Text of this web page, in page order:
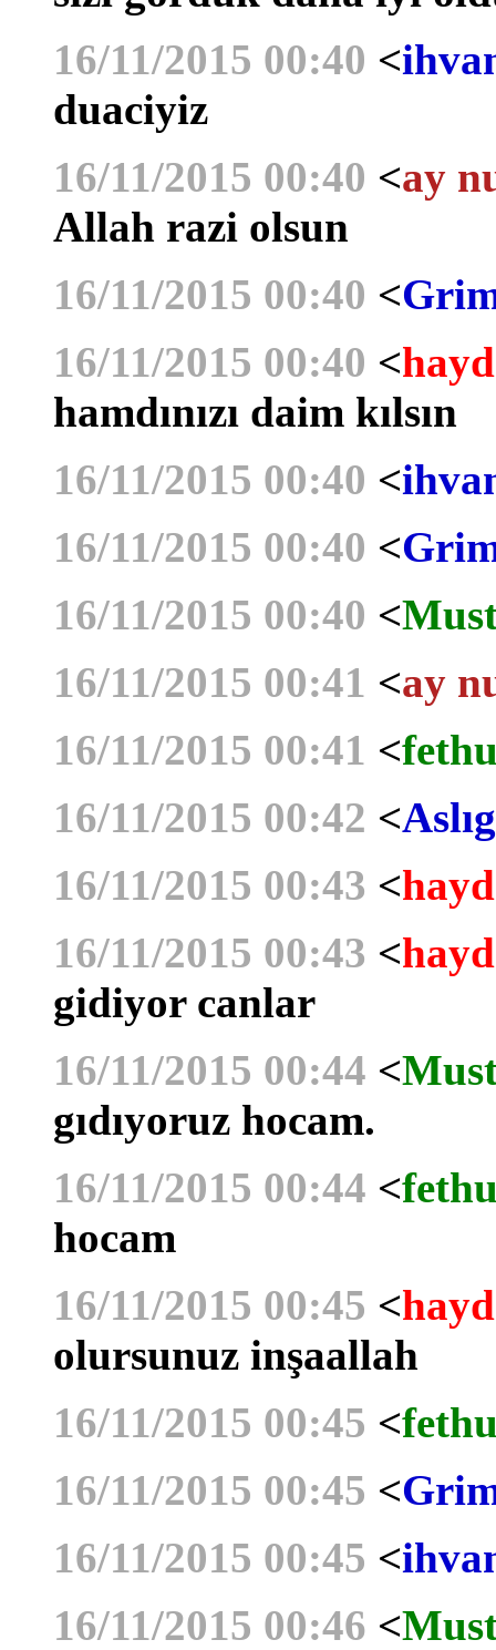
16/11/2015 00:40 <
duaciyiz
16/11/2015 00:40 <ay
Allah razi olsun
16/11/2015 00:40 <
16/11/2015 00:40 <
hamdınızı daim kılsın
16/11/2015 00:40 <
16/11/2015 00:40 <
16/11/2015 00:40 <
16/11/2015 00:41 <ay
16/11/2015 00:41 <
16/11/2015 00:42 <
16/11/2015 00:43 <
16/11/2015 00:43 <
gidiyor canlar
16/11/2015 00:44 <
gıdıyoruz hocam.
16/11/2015 00:44 <
hocam
16/11/2015 00:45 <
olursunuz inşaallah
16/11/2015 00:45 <
16/11/2015 00:45 <
16/11/2015 00:45 <
16/11/2015 00:46 <